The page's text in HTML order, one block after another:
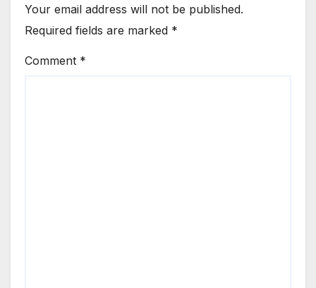
Your email address will not be published.
Required fields are marked *
Comment *